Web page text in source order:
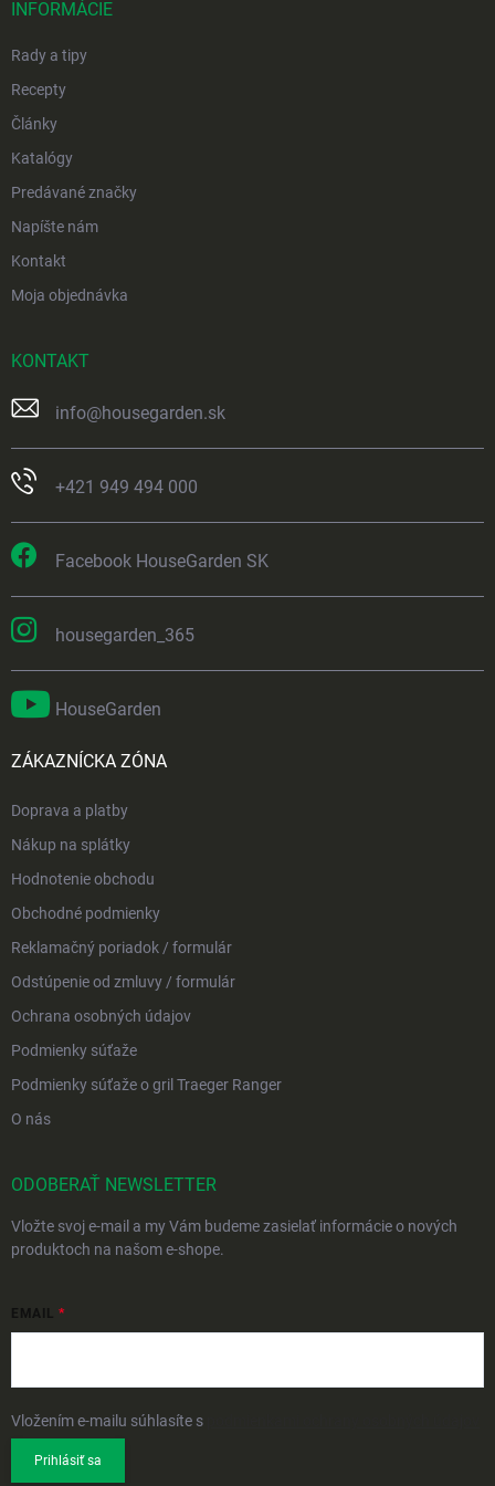
INFORMÁCIE
Rady a tipy
Recepty
Články
Katalógy
Predávané značky
Napíšte nám
Kontakt
Moja objednávka
KONTAKT
info@housegarden.sk
+421 949 494 000
Facebook HouseGarden SK
housegarden_365
HouseGarden
ZÁKAZNÍCKA ZÓNA
Doprava a platby
Nákup na splátky
Hodnotenie obchodu
Obchodné podmienky
Reklamačný poriadok / formulár
Odstúpenie od zmluvy / formulár
Ochrana osobných údajov
Podmienky súťaže
Podmienky súťaže o gril Traeger Ranger
O nás
ODOBERAŤ NEWSLETTER
Vložte svoj e-mail a my Vám budeme zasielať informácie o nových
produktoch na našom e-shope.
EMAIL
Vložením e-mailu súhlasíte s
Prihlásiť sa